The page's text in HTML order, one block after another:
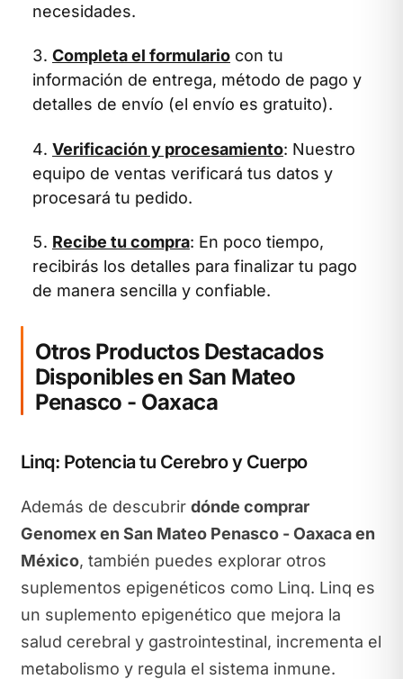
necesidades.
Completa el formulario con tu
información de entrega, método de pago y
detalles de envío (el envío es gratuito).
Verificación y procesamiento: Nuestro
equipo de ventas verificará tus datos y
procesará tu pedido.
Recibe tu compra: En poco tiempo,
recibirás los detalles para finalizar tu pago
de manera sencilla y confiable.
Otros Productos Destacados
Disponibles en San Mateo
Penasco - Oaxaca
Linq: Potencia tu Cerebro y Cuerpo
Además de descubrir dónde comprar
Genomex en San Mateo Penasco - Oaxaca en
México, también puedes explorar otros
suplementos epigenéticos como Linq. Linq es
un suplemento epigenético que mejora la
salud cerebral y gastrointestinal, incrementa el
metabolismo y regula el sistema inmune.